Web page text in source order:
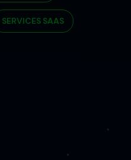
SERVICES SAAS